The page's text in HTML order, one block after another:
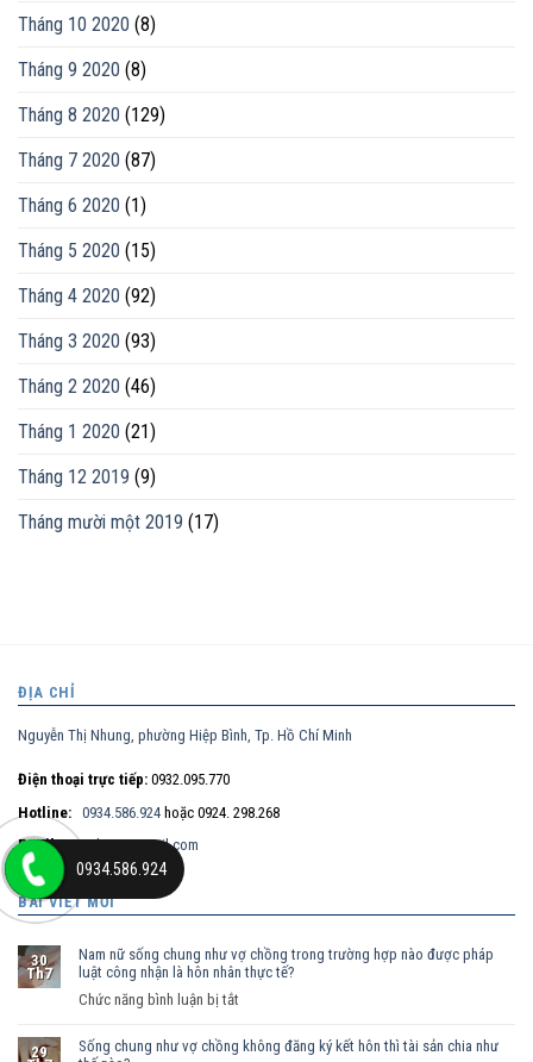
Tháng 10 2020 (8)
Tháng 9 2020 (8)
Tháng 8 2020 (129)
Tháng 7 2020 (87)
Tháng 6 2020 (1)
Tháng 5 2020 (15)
Tháng 4 2020 (92)
Tháng 3 2020 (93)
Tháng 2 2020 (46)
Tháng 1 2020 (21)
Tháng 12 2019 (9)
Tháng mười một 2019 (17)
ĐỊA CHỈ
Nguyễn Thị Nhung, phường Hiệp Bình, Tp. Hồ Chí Minh
Điện thoại trực tiếp: 0932.095.770
Hotline: 0934.586.924 hoặc 0924. 298.268
Email: maitt.lssg@gmail.com
BÀI VIẾT MỚI
30
Th7
Nam nữ sống chung như vợ chồng trong trường hợp nào được pháp
luật công nhận là hôn nhân thực tế?
Chức năng bình luận bị tắt
nữ
29
Sống chung như vợ chồng không đăng ký kết hôn thì tài sản chia như
0934.586.924